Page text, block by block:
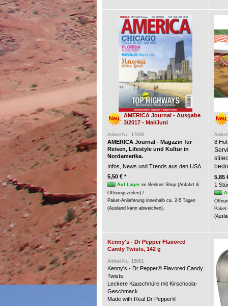
Neu
AMERICA Journal - Ausgabe
3/2017 - Mai/Juni
Artikel-Nr.: 17030
AMERICA Journal - Magazin für
Reisen, Lifestyle und Kultur in
Nordamerika.
Infos, News und Trends aus den USA.
5,50 € *
Auf Lagerim Berliner Shop (Anfahrt &
Öffnungszeiten) /
Paket-Anlieferung innerhalb ca. 2-5 Tagen
(Ausland kann abweichen).
Neu
8
5,85
1
Kenny's - Dr Pepper Flavored
Candy Twists, 142 g
Artikel-Nr.: 15001
Kenny's - Dr Pepper® Flavored Candy
Twists.
Leckere Kauschnüre mit Kirschcola-
Geschmack.
Made with Real Dr Pepper®